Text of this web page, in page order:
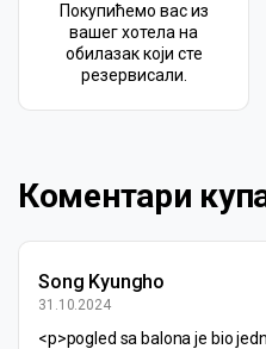
Покупићемо вас из
вашег хотела на
обилазак који сте
резервисали.
Коментари
Song Kyungho
31.10.2024
<p>pogled sa balona je bio